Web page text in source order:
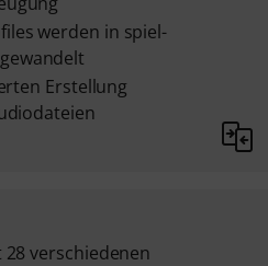
werden in spiel-
Erstellung
verschiedenen